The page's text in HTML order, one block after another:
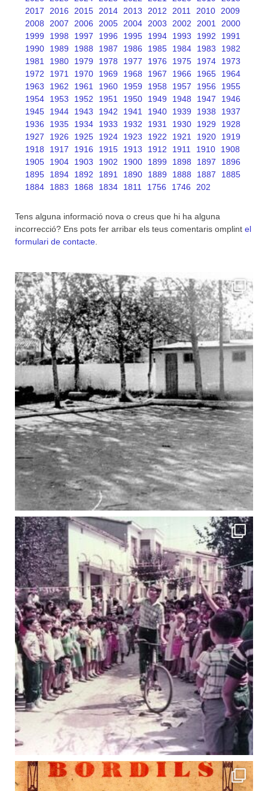
2017
2016 2015 2014 2013 2012 2011 2010 2009
2008
2007 2006 2005 2004 2003 2002 2001
2000
1999
1998 1997 1996 1995 1994 1993 1992
1991
1990
1989 1988 1987 1986 1985 1984 1983
1982
1981
1980 1979 1978 1977 1976 1975 1974
1973
1972
1971 1970 1969 1968 1967 1966 1965
1964
1963
1962 1961 1960 1959 1958 1957 1956
1955
1954
1953 1952 1951 1950 1949 1948 1947
1946
1945
1944 1943 1942 1941 1940 1939 1938
1937
1936
1935 1934 1933 1932 1931 1930 1929
1928
1927
1926 1925 1924 1923 1922 1921 1920
1919
1918
1917 1916 1915 1913 1912 1911 1910
1908
1905
1904 1903 1902 1900 1899 1898 1897
1896
1895
1894 1892 1891 1890 1889 1888 1887
1885
1884
1883 1868 1834 1811 1756 1746 202
Tens alguna informació nova o creus que hi ha alguna
incorrecció? Ens pots fer arribar els teus comentaris omplint el
formulari de contacte.